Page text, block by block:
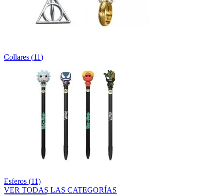
Collares (11)
Esferos (11)
VER TODAS LAS CATEGORÍAS